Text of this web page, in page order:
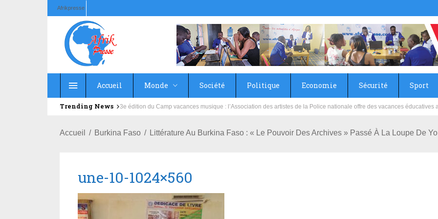
Afrikpresse
Accueil Monde Société Politique Economie Sécurité Sport
Trending News Education : la fédération de la Russie rénove les écoles primaire et collège du Camp Général Aboubacar Sangoulé
Accueil Burkina Faso Littérature Au Burkina Faso : « Le Pouvoir Des Archives » Passé À La Loupe De
une-10-1024×560